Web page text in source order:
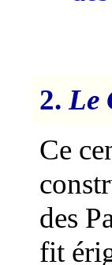
2. Le
Ce
des
fit